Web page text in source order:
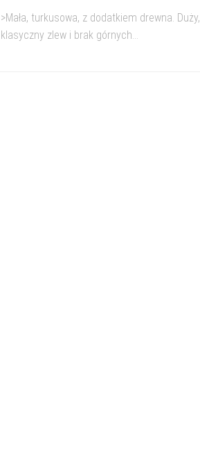
>Mała, turkusowa, z dodatkiem drewna. Duży,
klasyczny zlew i brak górnych...